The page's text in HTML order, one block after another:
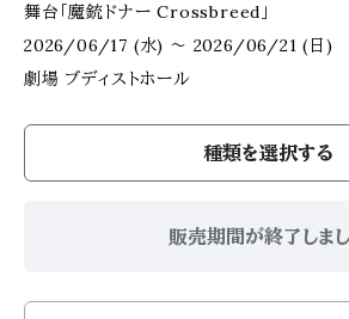
舞台「魔銃ドナー Crossbreed」
2026/06/17 (水) ～ 2026/06/21 (日)
劇場 ブディストホール
種類を選択する
販売期間が終了しま